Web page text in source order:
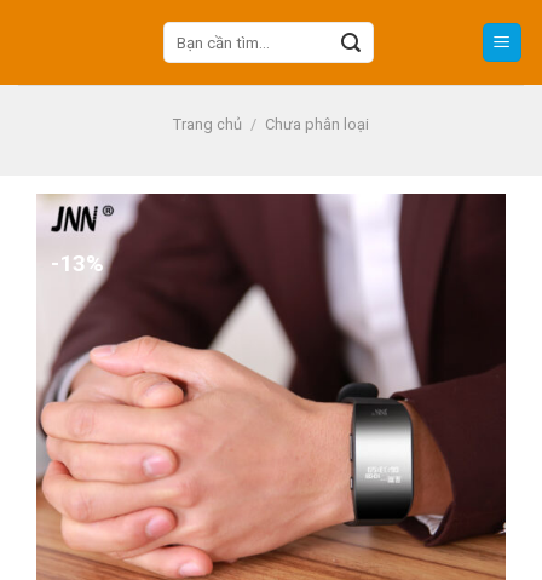
Tìm
kiếm:
Trang chủ / Chưa phân loại
-13%